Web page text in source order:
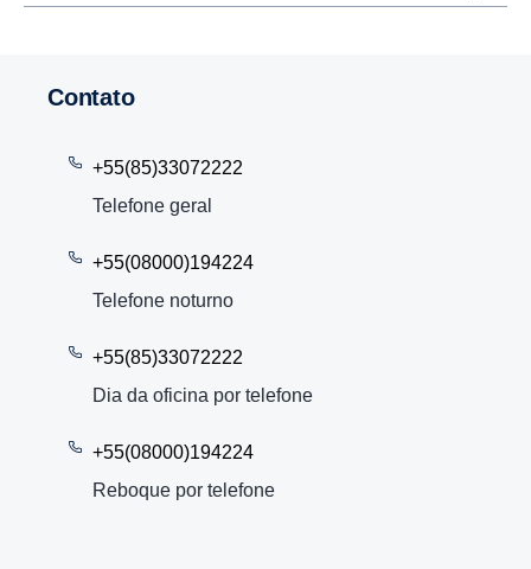
Contato
+55(85)33072222
Telefone geral
+55(08000)194224
Telefone noturno
+55(85)33072222
Dia da oficina por telefone
+55(08000)194224
Reboque por telefone